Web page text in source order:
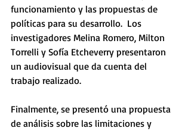
funcionamiento y las propuestas de
políticas para su desarrollo.  Los
investigadores Melina Romero, Milton
Torrelli y Sofía Etcheverry presentaron
un audiovisual que da cuenta del
trabajo realizado.
Finalmente, se presentó una propuesta
de análisis sobre las limitaciones y